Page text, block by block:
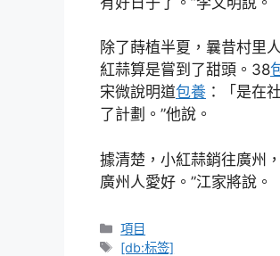
除了蒔植半夏，曩昔村里
紅蒜算是嘗到了甜頭。38
宋微說明道包養 ：「是在
了計劃。”他說。
據清楚，小紅蒜銷往廣州
廣州人愛好。”江家將說。
分
類
項目
標
[db:标签]